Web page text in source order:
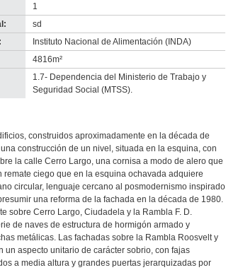
1
sd
Instituto Nacional de Alimentación (INDA)
4816m²
1.7- Dependencia del Ministerio de Trabajo y
Seguridad Social (MTSS).
construidos aproximadamente en la década de
construcción de un nivel, situada en la esquina, con
la calle Cerro Largo, una cornisa a modo de alero que
remate ciego que en la esquina ochavada adquiere
circular, lenguaje cercano al posmodernismo inspirado
una reforma de la fachada en la década de 1980.
sobre Cerro Largo, Ciudadela y la Rambla F. D.
de naves de estructura de hormigón armado y
metálicas. Las fachadas sobre la Rambla Roosvelt y
un aspecto unitario de carácter sobrio, con fajas
a media altura y grandes puertas jerarquizadas por